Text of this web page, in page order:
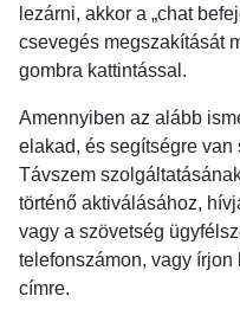
lezárni, akkor a „chat
csevegés megszakítását
gombra kattintással.
Amennyiben az alább
elakad, és segítségre
Távszem
történő aktiválásához,
vagy a szövetség
telefonszámon, vagy
címre.